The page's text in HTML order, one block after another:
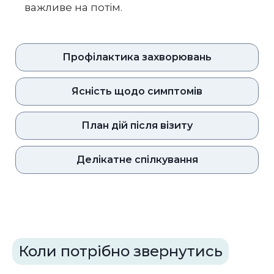
важливе на потім.
Профілактика захворювань
Ясність щодо симптомів
План дій після візиту
Делікатне спілкування
Коли потрібно звернутись